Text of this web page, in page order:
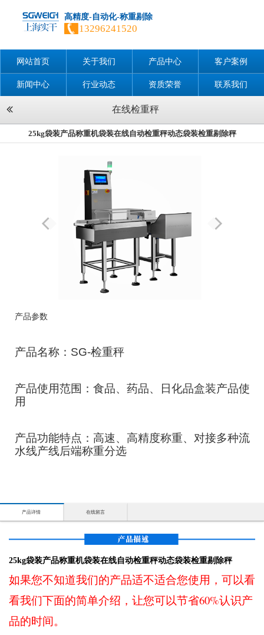
高精度-自动化-称重剔除
13296241520
网站首页 关于我们 产品中心 客户案例
新闻中心 行业动态 资质荣誉 联系我们
在线检重秤
25kg袋装产品称重机袋装在线自动检重秤动态袋装检重剔除秤
产品参数
产品名称：SG-检重秤
产品使用范围：食品、药品、日化品盒装产品使
用
产品功能特点：高速、高精度称重、对接多种流
水线产线后端称重分选
产品详情 在线留言
25kg袋装产品称重机袋装在线自动检重秤动态袋装检重剔除秤
如果您不知道我们的产品适不适合您使用，可以看
看我们下面的简单介绍，让您可以节省60%认识产
品的时间。